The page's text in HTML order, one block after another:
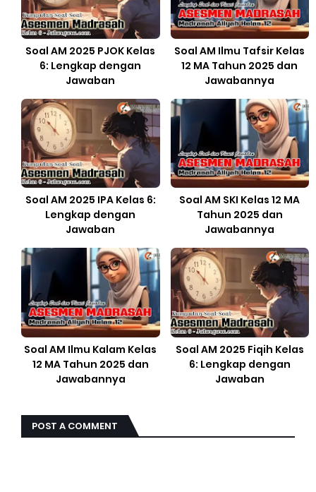
Soal AM 2025 PJOK Kelas
6: Lengkap dengan
Jawaban
Soal AM Ilmu Tafsir Kelas
12 MA Tahun 2025 dan
Jawabannya
Soal AM 2025 IPA Kelas 6:
Lengkap dengan
Jawaban
Soal AM SKI Kelas 12 MA
Tahun 2025 dan
Jawabannya
Soal AM Ilmu Kalam Kelas
12 MA Tahun 2025 dan
Jawabannya
Soal AM 2025 Fiqih Kelas
6: Lengkap dengan
Jawaban
POST A COMMENT